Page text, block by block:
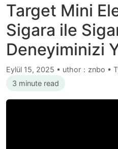
Target Mini
Sigara ile
Deneyiminizi
Eylül 15, 2025 • uthor：znbo •
3 minute read